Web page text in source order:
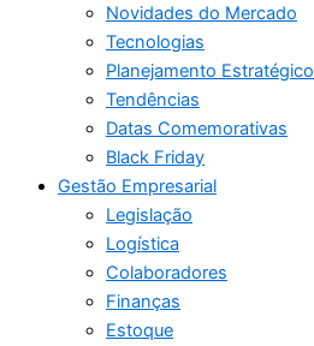
Novidades do Mercado
Tecnologias
Planejamento Estratégico
Tendências
Datas Comemorativas
Black Friday
Gestão Empresarial
Legislação
Logística
Colaboradores
Finanças
Estoque